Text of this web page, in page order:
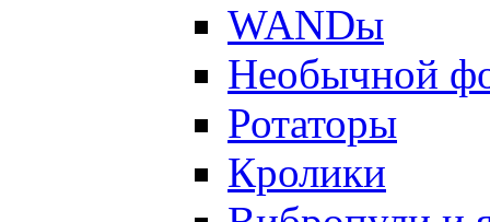
WANDы
Необычной
Ротаторы
Кролики